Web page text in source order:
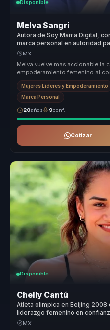
Disponible
Melva Sangri
Autora de Soy Mama Digital,
marca personal en autoridad
globales.
MX
Melva vuelve mas accionable la
empoderamiento femenino al
y capacidad real de d...
Mujeres Líderes y Empoderamiento
Marca Personal
20años 9conf.
Cotizar
Disponible
Chelly Cantú
Atleta olimpica en Beijing
liderazgo femenino en
equipos.
MX